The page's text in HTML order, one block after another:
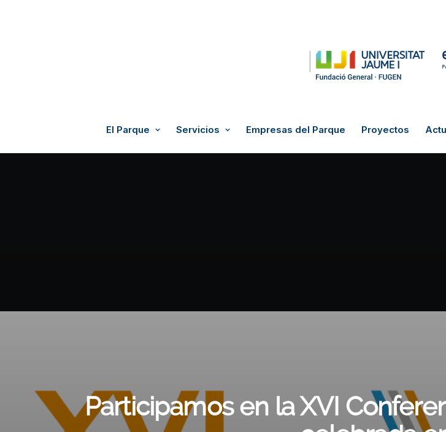
El Parque Servicios Empresas del Parque Proyectos
Participamos en la XVI